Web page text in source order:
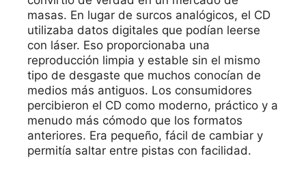
masas. En lugar de surcos analógicos, el CD
utilizaba datos digitales que podían leerse
con láser. Eso proporcionaba una
reproducción limpia y estable sin el mismo
tipo de desgaste que muchos conocían de
medios más antiguos. Los consumidores
percibieron el CD como moderno, práctico y a
menudo más cómodo que los formatos
anteriores. Era pequeño, fácil de cambiar y
permitía saltar entre pistas con facilidad.